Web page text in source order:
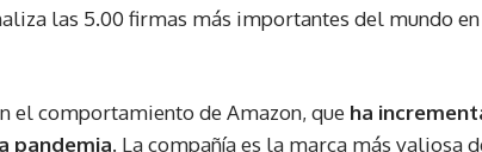
las 5.00 firmas más importantes del mundo
el comportamiento de Amazon, que ha
pandemia. La compañía es la marca más valiosa